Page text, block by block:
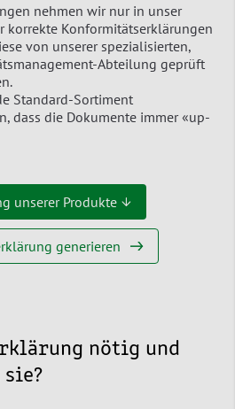
nehmen wir nur in unser
korrekte Konformitätserklärungen
von unserer spezialisierten,
Abteilung geprüft
Standard-Sortiment
dass die Dokumente immer «up-
unserer Produkte ↓
generieren
nötig und